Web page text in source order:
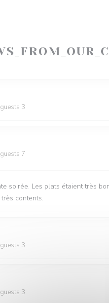
3
7
soirée. Les plats étaient très
contents.
3
3